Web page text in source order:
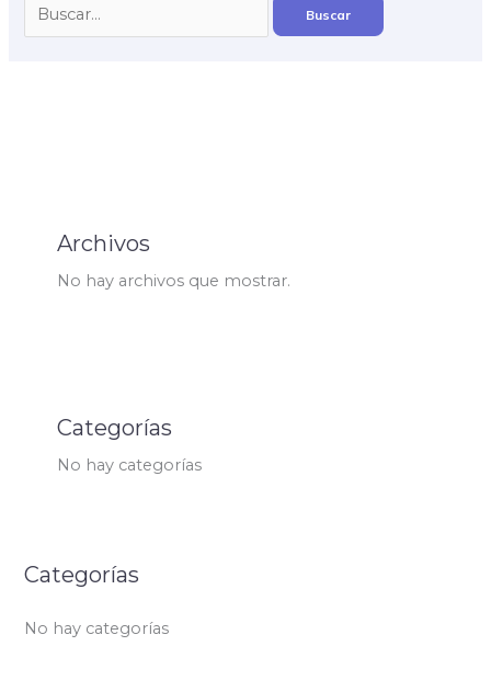
Archivos
No hay archivos que mostrar.
Categorías
No hay categorías
Categorías
No hay categorías